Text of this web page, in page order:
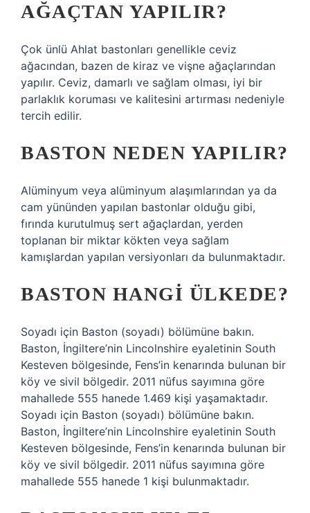
AĞAÇTAN YAPILIR?
Çok ünlü Ahlat bastonları genellikle ceviz
ağacından, bazen de kiraz ve vişne ağaçlarından
yapılır. Ceviz, damarlı ve sağlam olması, iyi bir
parlaklık koruması ve kalitesini artırması nedeniyle
tercih edilir.
BASTON NEDEN YAPILIR?
Alüminyum veya alüminyum alaşımlarından ya da
cam yününden yapılan bastonlar olduğu gibi,
fırında kurutulmuş sert ağaçlardan, yerden
toplanan bir miktar kökten veya sağlam
kamışlardan yapılan versiyonları da bulunmaktadır.
BASTON HANGI ÜLKEDE?
Soyadı için Baston (soyadı) bölümüne bakın.
Baston, İngiltere’nin Lincolnshire eyaletinin South
Kesteven bölgesinde, Fens’in kenarında bulunan bir
köy ve sivil bölgedir. 2011 nüfus sayımına göre
mahallede 555 hanede 1.469 kişi yaşamaktadır.
Soyadı için Baston (soyadı) bölümüne bakın.
Baston, İngiltere’nin Lincolnshire eyaletinin South
Kesteven bölgesinde, Fens’in kenarında bulunan bir
köy ve sivil bölgedir. 2011 nüfus sayımına göre
mahallede 555 hanede 1 kişi bulunmaktadır.